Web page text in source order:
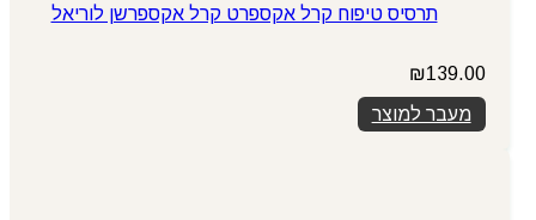
תרסיס טיפוח קרל אקספרט קרל אקספרשן לוריאל
₪139.00
מעבר למוצר